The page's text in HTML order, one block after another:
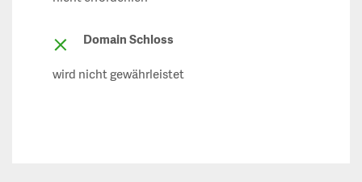
Domain Schloss
wird nicht gewährleistet